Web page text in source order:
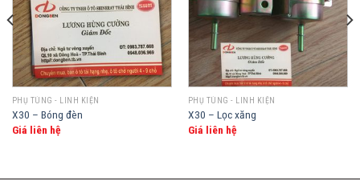
PHỤ TÙNG - LINH KIỆN
X30 – Bóng đèn
Giá liên hệ
PHỤ TÙNG - LINH KIỆN
X30 – Lọc xăng
Giá liên hệ